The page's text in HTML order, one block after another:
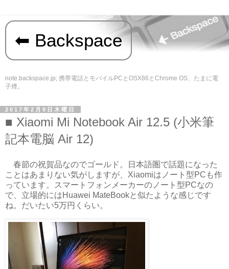
Backspace
note.backspace.jp; 携帯電話とモバイルPCとOSX86とChrome OS、たまに電
子煙。
2017年2月9日木曜日
Xiaomi Mi Notebook Air 12.5 (小米筆
記本電脳 Air 12)
春節の祝賀品なのでゴールド。日本語圏で話題になった
ことはあまりない気がしますが、Xiaomiはノート型PCも作
っています。スマートフォンメーカーのノート型PCなの
で、立場的にはHuawei MateBookと似たような感じです
ね。だいたい5万円くらい。